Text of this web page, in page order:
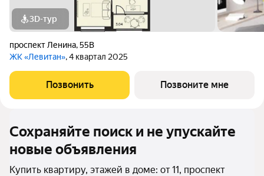
3D-тур
проспект Ленина,55В
ЖК «Левитан», 4 квартал 2025
Позвонить Позвоните мне
Сохраняйте поиск и не упускайте
новые объявления
Купить квартиру, этажей в доме: от 11, проспект